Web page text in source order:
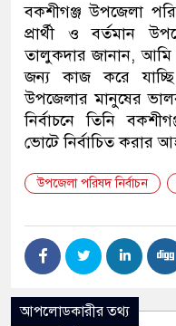
বকশীগঞ্জ উপজেলা
প্রার্থী ও বর্তমান
তালুকদার জানান, আমি
জন্য কাজ করে
উপজেলার মানুষের
নির্বাচনে তিনি
ভোটে নির্বাচিত করার
উপজেলা পরিষদ নির্বাচন
আপলোডকারীর তথ্য